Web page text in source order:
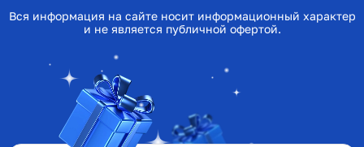
Вся информация на сайте носит информационный характер
и не является публичной офертой.